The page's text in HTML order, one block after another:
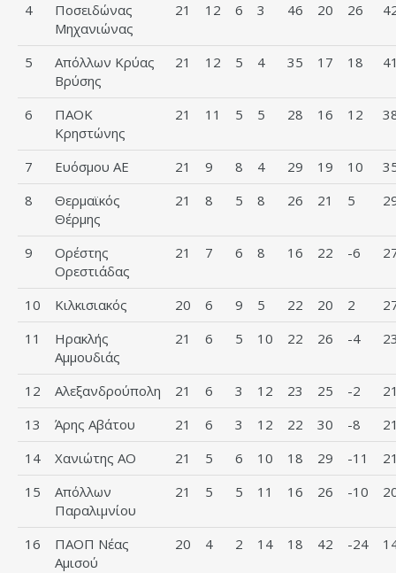
4
Ποσειδώνας
Μηχανιώνας
21 12 6 3 46 20 26
5
Απόλλων Κρύας
Βρύσης
21 12 5 4 35 17 18
6
ΠΑΟΚ
Κρηστώνης
21 11 5 5 28 16 12
7 Ευόσμου ΑΕ 21 9 8 4 29 19 10
8
Θερμαϊκός
Θέρμης
21 8 5 8 26 21 5
9
Ορέστης
Ορεστιάδας
21 7 6 8 16 22 -6
10 Κιλκισιακός 20 6 9 5 22 20 2
11
Ηρακλής
Αμμουδιάς
21 6 5 10 22 26 -4
12 Αλεξανδρούπολη 21 6 3 12 23 25 -2
13
Άρης Αβάτου 21 6 3 12 22 30 -8
14
Χανιώτης ΑΟ 21 5 6 10 18 29 -11
15
Απόλλων
Παραλιμνίου
21 5 5 11 16 26 -10
16
ΠΑΟΠ Νέας
Αμισού
20 4 2 14 18 42 -24